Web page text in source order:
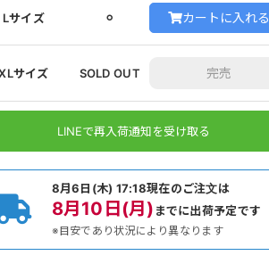
Lサイズ ⚪︎ カートに入れる
サイズ SOLD OUT
LINEで再入荷通知を受け取る
8月6日(木) 17:18現在のご注文は
8月10日(月) までに出荷予定です
※目安であり状況により異なります